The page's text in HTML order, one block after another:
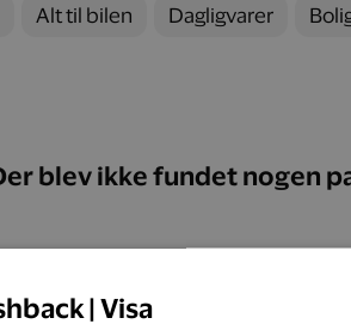
Alt til bilen Dagligvarer
blev ikke fundet nogen
| Visa